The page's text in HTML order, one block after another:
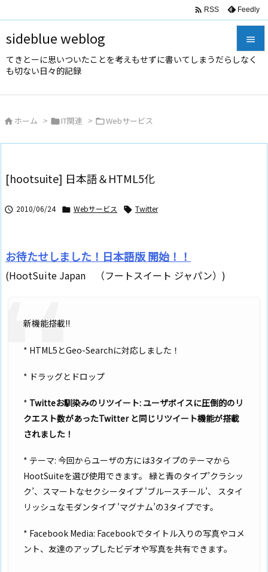
sideblue weblog
てきとーに思いついたことを考えもせずに書いてしまうだらしなく
も切ない日々的記録



 RSS Feedly
 ホーム > IT関連 > Webサービス
[hootsuite] 日本語＆HTML5化
 2010/06/24  Webサービス  Twitter
お待たせしました！日本語版 開始！！
(HootSuite Japan （フートスイート ジャパン）)
新機能搭載!!
* HTML5とGeo-Searchに対応しました！
* ドラッグとドロップ
* Twitteお馴染みのリツイート: ユーザボイスに圧倒的のリ
クエスト数があったTwitter と同じリツイート機能が搭載
されました！
* テーマ: 今回からユーザの方には3タイプのテーマから
HootSuiteを選び使用できます。 緑と青のタイプ’クラシッ
ク’、スマートなセクシータイプ 'ブルースチール’、 スタイ
リッシュなモダンタイプ 'マグナム’の3タイプです。
* Facebook Media: Facebookでタイトル入りの写真やコメ
ント、友達のアップしたビデオや写真を共有できます。